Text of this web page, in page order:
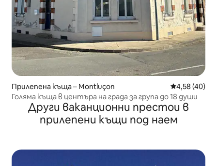
Прилепена къща – Montluçon Средна
4,58 (40)
Голяма къща в центъра на града за група до 18 души
Други ваканционни престои в
прилепени къщи под наем